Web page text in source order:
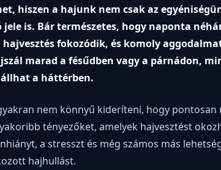
hiszen a hajunk nem csak az
is. Bár természetes, hogy naponta
fokozódik, és komoly
marad a fésűdben vagy a párnádon,
a háttérben.
nem könnyű kideríteni, hogy pontosan
tényezőket, amelyek hajvesztést
a stresszt és még számos más
hajhullást.